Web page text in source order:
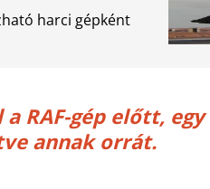
harci gépként
RAF-gép előtt,
annak orrát.